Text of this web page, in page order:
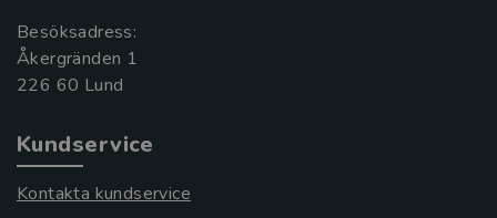
Besöksadress:
Åkergränden 1
Kundservice
Kontakta kundservice